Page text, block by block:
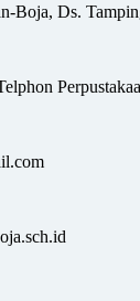
Boja, Ds.